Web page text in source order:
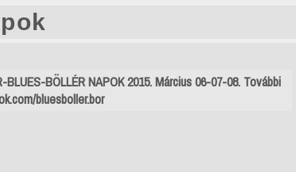
BLUES-BÖLLÉR NAPOK 2015. Március 06-07-08. További
bluesboller.bor